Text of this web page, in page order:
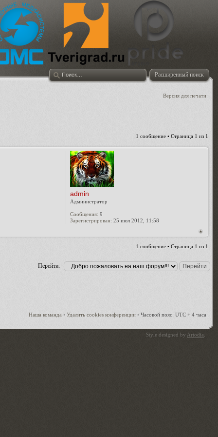
Расширенный поиск
Версия для печати
1 сообщение • Страница 1 из 1
admin
Администратор
Сообщения: 9
Зарегистрирован: 25 июл 2012, 11:58
1 сообщение • Страница 1 из 1
Перейти:
Наша команда • Удалить cookies конференции • Часовой пояс: UTC + 4 часа
Style designed by Artodia